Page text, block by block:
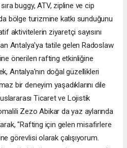
buggy, ATV, zipline ve cip
bölge turizmine katkı sunduğunu
aktivitelerin ziyaretçi sayısını
Antalya'ya tatile gelen Radoslaw
önerilen rafting etkinliğine
Antalya'nın doğal güzellikleri
bir deneyim yaşadıklarını dile
Ticaret ve Lojistik
Zezo Abikar da yaz aylarında
"Rafting için gelen misafirlere
görevlisi olarak çalışıyorum.